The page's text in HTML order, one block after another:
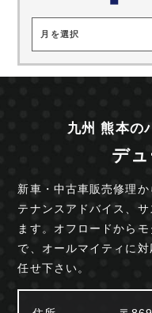
月を選択
九州 熊本の
デ
新車・中古車販売修理か
テナンスアドバイス、
ます。オフロードからモ
で、オールマイティに
任せ下さい。